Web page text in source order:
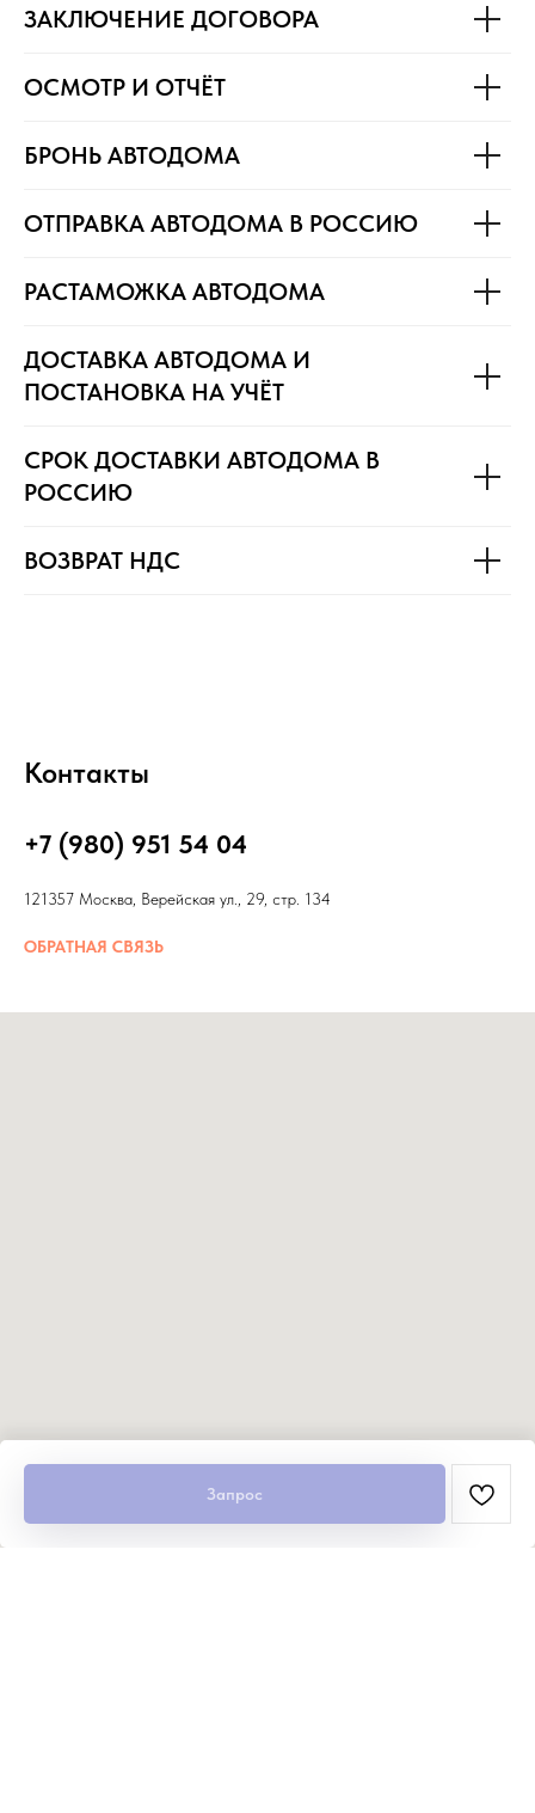
Запрос
ЗАКЛЮЧЕНИЕ ДОГОВОРА
ОСМОТР И ОТЧЁТ
БРОНЬ АВТОДОМА
ОТПРАВКА АВТОДОМА В РОССИЮ
РАСТАМОЖКА АВТОДОМА
ДОСТАВКА АВТОДОМА И
ПОСТАНОВКА НА УЧЁТ
СРОК ДОСТАВКИ АВТОДОМА В
РОССИЮ
ВОЗВРАТ НДС
Контакты
+7 (980) 951 54 04
121357 Москва, Верейская ул., 29, стр. 134
ОБРАТНАЯ СВЯЗЬ